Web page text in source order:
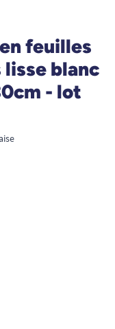
feuilles
blanc
- lot